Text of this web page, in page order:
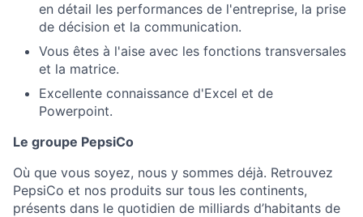
en détail les performances de l'entreprise, la prise
de décision et la communication.
Vous êtes à l'aise avec les fonctions transversales
et la matrice.
Excellente connaissance d'Excel et de
Powerpoint.
Le groupe PepsiCo
Où que vous soyez, nous y sommes déjà. Retrouvez
PepsiCo et nos produits sur tous les continents,
présents dans le quotidien de milliards d’habitants de